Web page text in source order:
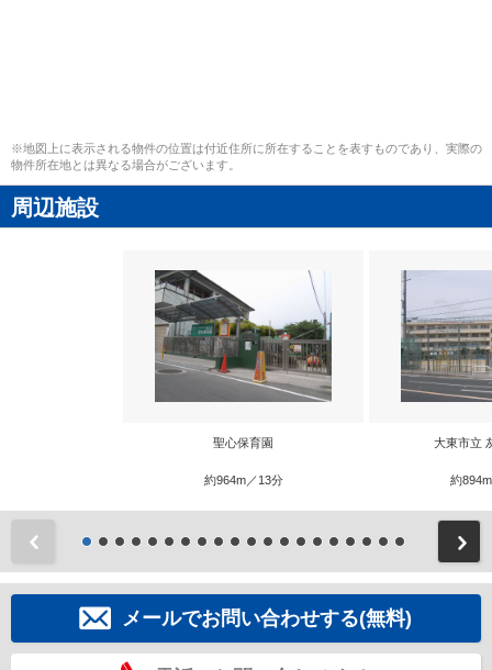
※地図上に表示される物件の位置は付近住所に所在することを表すものであり、実際の
物件所在地とは異なる場合がございます。
周辺施設
聖心保育園
約964m／13分
大東市立
約
メールでお問い合わせする(無料)